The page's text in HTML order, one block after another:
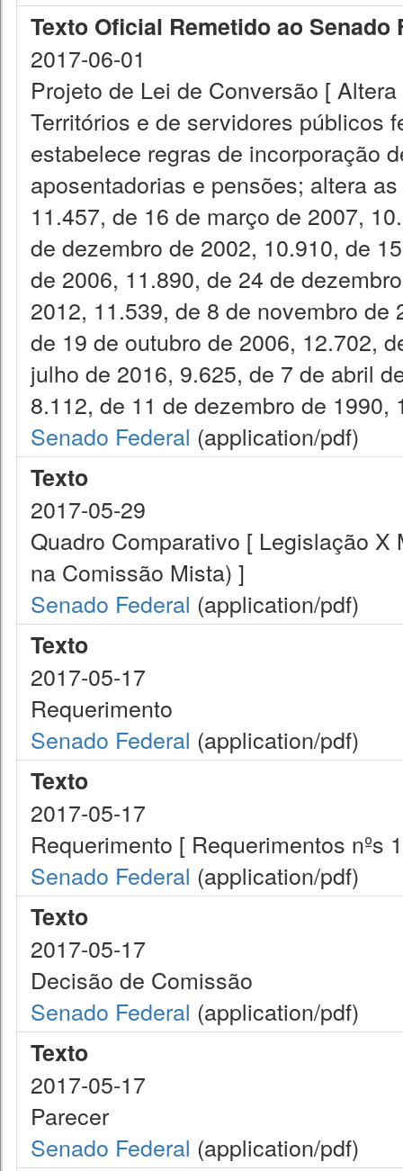
Texto Oficial Remetido ao Senado
2017-06-01
Projeto de Lei de Conversão [
Territórios e de servidores públicos
estabelece regras de incorporação
aposentadorias e pensões; altera
11.457, de 16 de março de 2007,
de dezembro de 2002, 10.910, de
de 2006, 11.890, de 24 de
2012, 11.539, de 8 de novembro
de 19 de outubro de 2006, 12.702,
julho de 2016, 9.625, de 7 de abril
8.112, de 11 de dezembro de
Senado Federal (application/pdf)
Texto
2017-05-29
Quadro Comparativo [ Legislação X
na Comissão Mista) ]
Senado Federal (application/pdf)
Texto
2017-05-17
Requerimento
Senado Federal (application/pdf)
Texto
2017-05-17
Requerimento [ Requerimentos nºs
Senado Federal (application/pdf)
Texto
2017-05-17
Decisão de Comissão
Senado Federal (application/pdf)
Texto
2017-05-17
Parecer
Senado Federal (application/pdf)